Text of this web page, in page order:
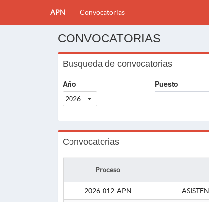
APN Convocatorias
CONVOCATORIAS
Busqueda de convocatorias
Año
2026
Puesto
Convocatorias
Proceso
2026-012-APN